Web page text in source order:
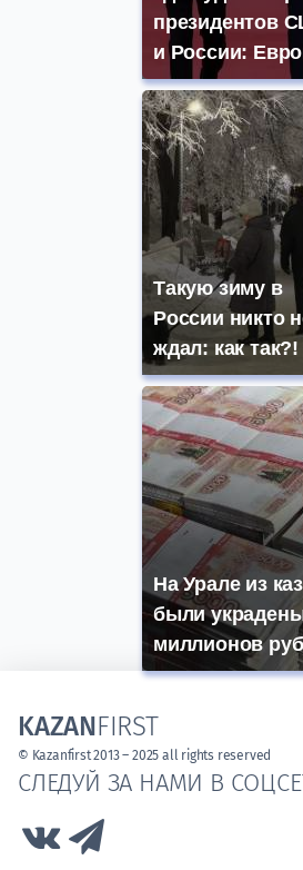
президентов
и России:
Такую зиму в
России никто
ждал: как так?!
На Урале из
были
миллионов
СЛЕДУЙ ЗА НАМИ В
Link to Vk
KAZANFIRST
© Kazanfirst 2013 – 2025 all rights reserved